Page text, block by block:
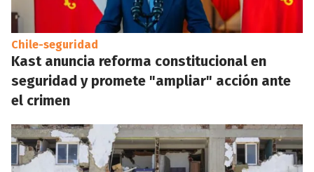
Chile-seguridad
Kast anuncia reforma constitucional en
seguridad y promete "ampliar" acción ante
el crimen